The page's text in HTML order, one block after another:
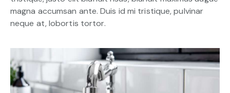
magna accumsan ante. Duis id mi tristique, pulvinar
neque at, lobortis tortor.